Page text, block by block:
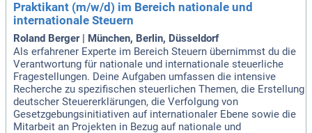
Praktikant (m/w/d) im Bereich nationale und
internationale Steuern
Roland Berger | München, Berlin, Düsseldorf
Als erfahrener Experte im Bereich Steuern übernimmst du die
Verantwortung für nationale und internationale steuerliche
Fragestellungen. Deine Aufgaben umfassen die intensive
Recherche zu spezifischen steuerlichen Themen, die Erstellung
deutscher Steuererklärungen, die Verfolgung von
Gesetzgebungsinitiativen auf internationaler Ebene sowie die
Mitarbeit an Projekten in Bezug auf nationale und